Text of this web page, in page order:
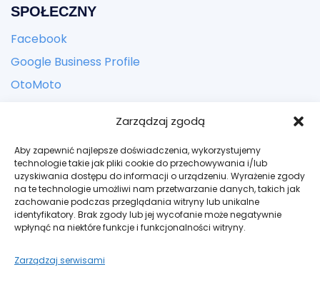
Zarządzaj zgodą
Aby zapewnić najlepsze doświadczenia, wykorzystujemy
technologie takie jak pliki cookie do przechowywania i/lub
uzyskiwania dostępu do informacji o urządzeniu. Wyrażenie zgody
na te technologie umożliwi nam przetwarzanie danych, takich jak
zachowanie podczas przeglądania witryny lub unikalne
identyfikatory. Brak zgody lub jej wycofanie może negatywnie
wpłynąć na niektóre funkcje i funkcjonalności witryny.
Zarządzaj serwisami
SPOŁECZNY
Facebook
Google Business Profile
OtoMoto
Adres:ul. Zbożowa 24, Kielce
Email: kontakt@bogateauto.pl
Telefon: +48 606 942 502
Godziny: Codziennie – tylko po umówieniu spotkania